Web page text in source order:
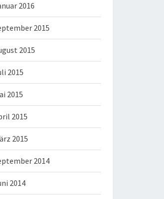
2016
2015
2015
2015
2015
2015
2015
2014
2014